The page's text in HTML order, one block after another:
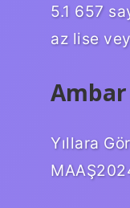
5.1 657
az lise
Yıllara